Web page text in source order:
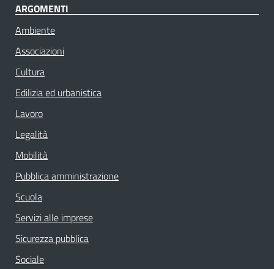
ARGOMENTI
Ambiente
Associazioni
Cultura
Edilizia ed urbanistica
Lavoro
Legalità
Mobilità
Pubblica amministrazione
Scuola
Servizi alle imprese
Sicurezza pubblica
Sociale